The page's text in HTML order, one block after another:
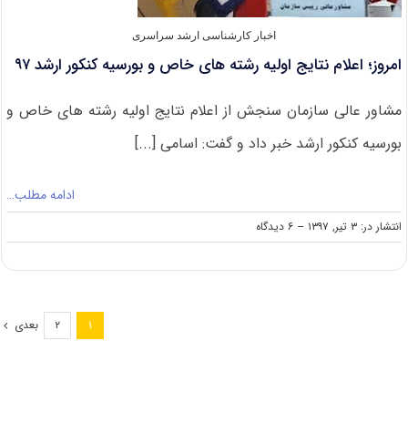
اخبار کارشناسی ارشد سراسری
امروز؛ اعلام نتایج اولیه رشته های خاص و بورسیه کنکور ارشد ۹۷
مشاور عالی سازمان سنجش از اعلام نتایج اولیه رشته های خاص و
بورسیه کنکور ارشد خبر داد و گفت: اسامی [...]
ادامه مطلب…
انتشار در: ۳ تیر, ۱۳۹۷ -- ۶ دیدگاه
on
امروز؛
۱ ۲ بعدی